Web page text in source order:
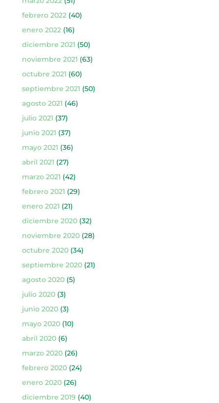
febrero 2022(40)
enero 2022(16)
diciembre 2021 (50)
noviembre 2021 (63)
octubre 2021 (60)
septiembre 2021 (50)
agosto 2021 (46)
julio 2021 (37)
junio 2021 (37)
mayo 2021 (36)
abril 2021 (27)
marzo 2021 (42)
febrero 2021 (29)
enero 2021 (21)
diciembre 2020(32)
noviembre 2020(28)
octubre 2020(34)
septiembre 2020(21)
agosto 2020(5)
julio 2020(3)
junio 2020(3)
mayo 2020(10)
abril 2020(6)
marzo 2020(26)
febrero 2020(24)
enero 2020(26)
diciembre 2019 (40)